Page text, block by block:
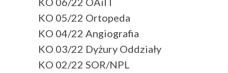
KO 05/22 Ortopeda
KO 04/22 Angiografia
KO 03/22 Dyżury Oddziały
KO 02/22 SOR/NPL